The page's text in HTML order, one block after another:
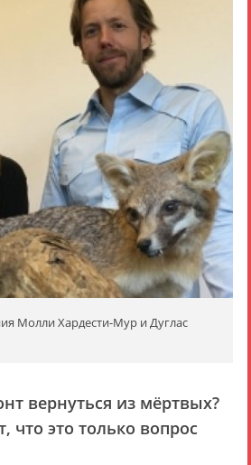
Молли Хардести-Мур и Дуглас
вернуться из мёртвых?
что это только вопрос